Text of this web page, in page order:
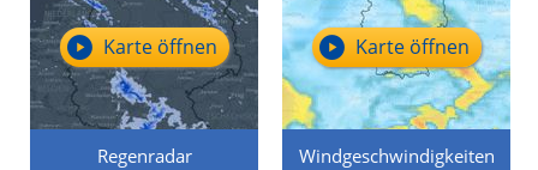
Regenradar
Karte öffnen
Windgeschwindigkeiten
Karte öffnen